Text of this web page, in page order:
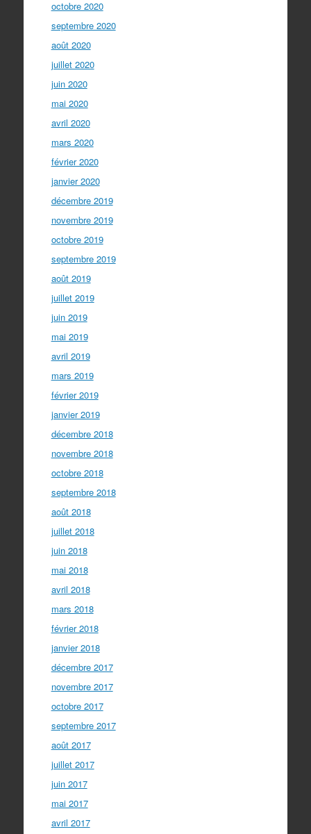
octobre 2020
septembre 2020
août 2020
juillet 2020
juin 2020
mai 2020
avril 2020
mars 2020
février 2020
janvier 2020
décembre 2019
novembre 2019
octobre 2019
septembre 2019
août 2019
juillet 2019
juin 2019
mai 2019
avril 2019
mars 2019
février 2019
janvier 2019
décembre 2018
novembre 2018
octobre 2018
septembre 2018
août 2018
juillet 2018
juin 2018
mai 2018
avril 2018
mars 2018
février 2018
janvier 2018
décembre 2017
novembre 2017
octobre 2017
septembre 2017
août 2017
juillet 2017
juin 2017
mai 2017
avril 2017